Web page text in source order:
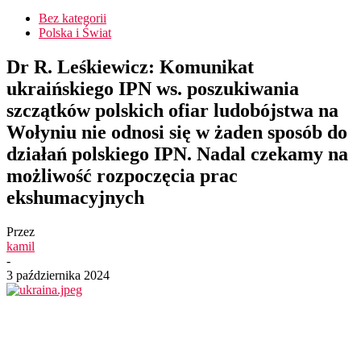
Bez kategorii
Polska i Świat
Dr R. Leśkiewicz: Komunikat
ukraińskiego IPN ws. poszukiwania
szczątków polskich ofiar ludobójstwa na
Wołyniu nie odnosi się w żaden sposób do
działań polskiego IPN. Nadal czekamy na
możliwość rozpoczęcia prac
ekshumacyjnych
Przez
kamil
-
3 października 2024